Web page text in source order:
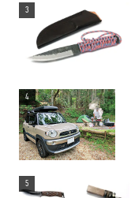
3
4
5